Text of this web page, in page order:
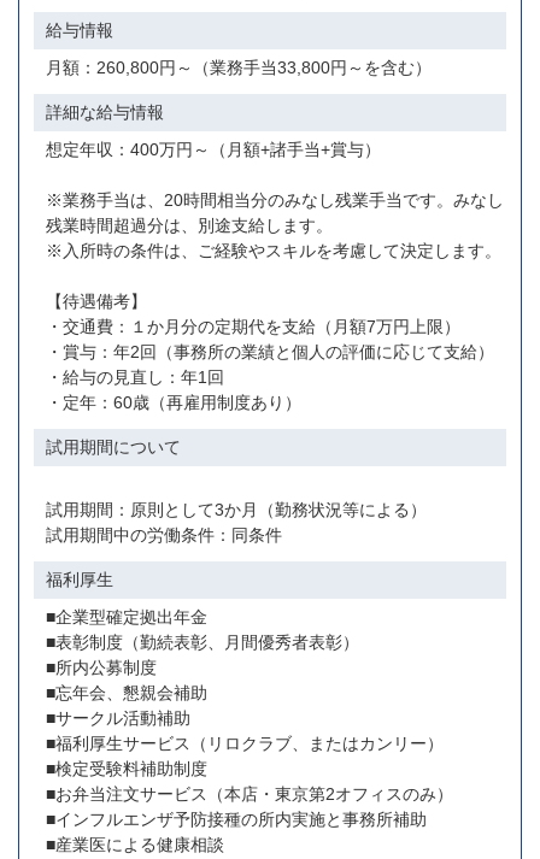
給与情報
月額：260,800円～（業務手当33,800円～を含む）
詳細な給与情報
想定年収：400万円～（月額+諸手当+賞与）
※業務手当は、20時間相当分のみなし残業手当です。みなし
残業時間超過分は、別途支給します。
※入所時の条件は、ご経験やスキルを考慮して決定します。
【待遇備考】
・交通費：１か月分の定期代を支給（月額7万円上限）
・賞与：年2回（事務所の業績と個人の評価に応じて支給）
・給与の見直し：年1回
・定年：60歳（再雇用制度あり）
試用期間について
試用期間：原則として3か月（勤務状況等による）
試用期間中の労働条件：同条件
福利厚生
■企業型確定拠出年金
■表彰制度（勤続表彰、月間優秀者表彰）
■所内公募制度
■忘年会、懇親会補助
■サークル活動補助
■福利厚生サービス（リロクラブ、またはカンリー）
■検定受験料補助制度
■お弁当注文サービス（本店・東京第2オフィスのみ）
■インフルエンザ予防接種の所内実施と事務所補助
■産業医による健康相談